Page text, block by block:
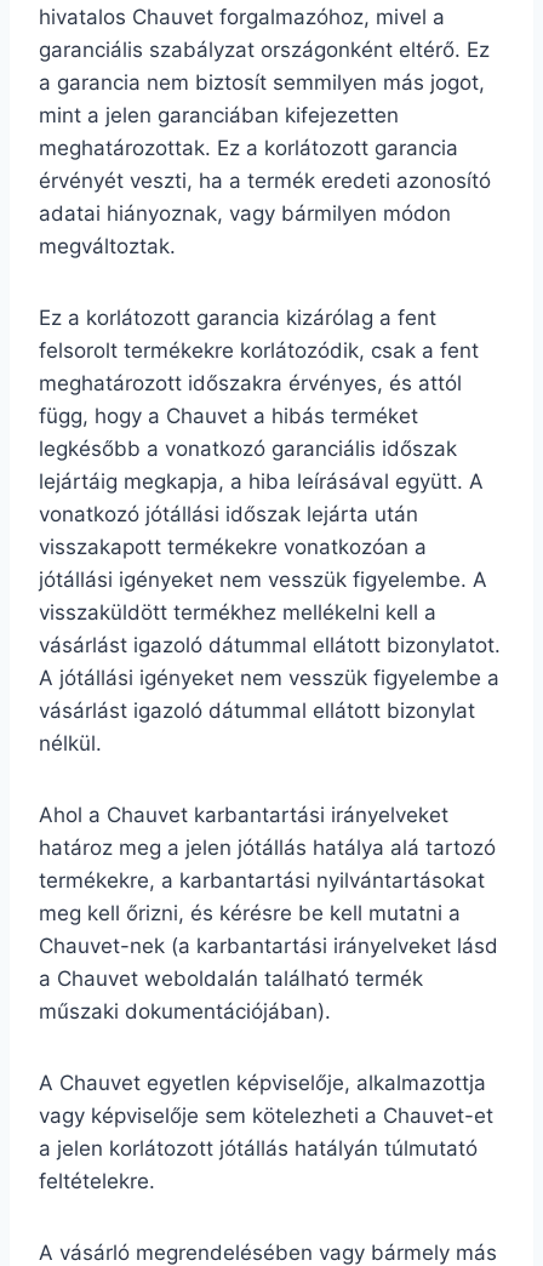
hivatalos Chauvet forgalmazóhoz, mivel a
garanciális szabályzat országonként eltérő. Ez
a garancia nem biztosít semmilyen más jogot,
mint a jelen garanciában kifejezetten
meghatározottak. Ez a korlátozott garancia
érvényét veszti, ha a termék eredeti azonosító
adatai hiányoznak, vagy bármilyen módon
megváltoztak.
Ez a korlátozott garancia kizárólag a fent
felsorolt ​​termékekre korlátozódik, csak a fent
meghatározott időszakra érvényes, és attól
függ, hogy a Chauvet a hibás terméket
legkésőbb a vonatkozó garanciális időszak
lejártáig megkapja, a hiba leírásával együtt. A
vonatkozó jótállási időszak lejárta után
visszakapott termékekre vonatkozóan a
jótállási igényeket nem vesszük figyelembe. A
visszaküldött termékhez mellékelni kell a
vásárlást igazoló dátummal ellátott bizonylatot.
A jótállási igényeket nem vesszük figyelembe a
vásárlást igazoló dátummal ellátott bizonylat
nélkül.
Ahol a Chauvet karbantartási irányelveket
határoz meg a jelen jótállás hatálya alá tartozó
termékekre, a karbantartási nyilvántartásokat
meg kell őrizni, és kérésre be kell mutatni a
Chauvet-nek (a karbantartási irányelveket lásd
a Chauvet weboldalán található termék
műszaki dokumentációjában).
A Chauvet egyetlen képviselője, alkalmazottja
vagy képviselője sem kötelezheti a Chauvet-et
a jelen korlátozott jótállás hatályán túlmutató
feltételekre.
A vásárló megrendelésében vagy bármely más